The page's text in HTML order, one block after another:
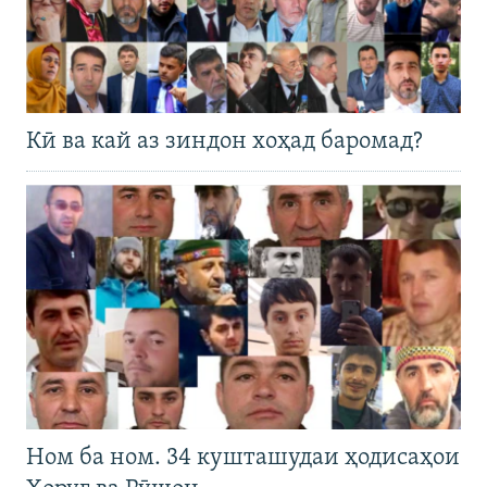
Кӣ ва кай аз зиндон хоҳад баромад?
Ном ба ном. 34 кушташудаи ҳодисаҳои